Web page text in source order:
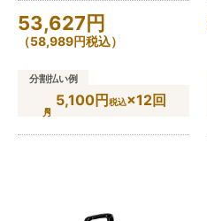
53,627円
（58,989円税込）
分割払い例
5,100円税込×12回